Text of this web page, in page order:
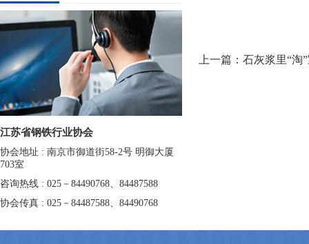
江苏省钢铁行业协会
协会地址 : 南京市御道街58-2号 明御大厦
703室
咨询热线 : 025－84490768、84487588
协会传真 : 025－84487588、84490768
上一篇：石灰浆里“